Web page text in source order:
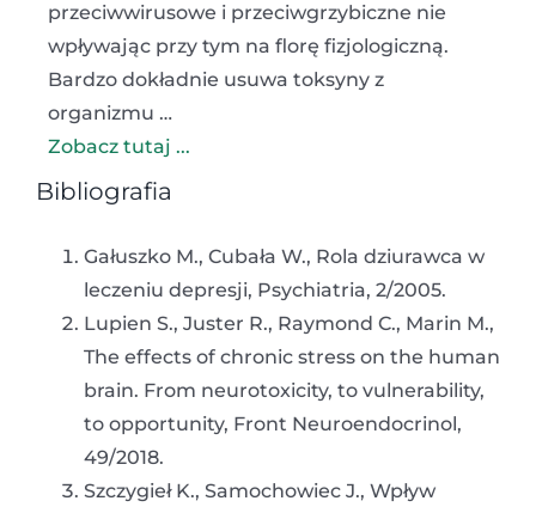
przeciwwirusowe i przeciwgrzybiczne nie
wpływając przy tym na florę fizjologiczną.
Bardzo dokładnie usuwa toksyny z
organizmu …
Zobacz tutaj ...
Bibliografia
Gałuszko M., Cubała W., Rola dziurawca w
leczeniu depresji, Psychiatria, 2/2005.
Lupien S., Juster R., Raymond C., Marin M.,
The effects of chronic stress on the human
brain. From neurotoxicity, to vulnerability,
to opportunity, Front Neuroendocrinol,
49/2018.
Szczygieł K., Samochowiec J., Wpływ